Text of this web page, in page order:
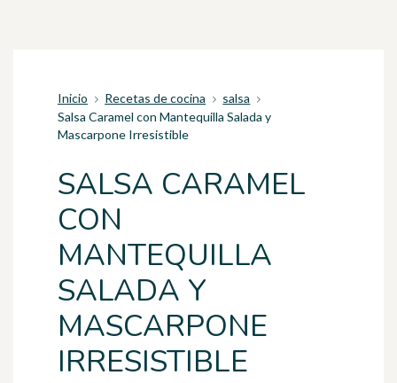
Inicio Recetas de cocina
salsa
Salsa Caramel con Mantequilla Salada y
Mascarpone Irresistible
SALSA CARAMEL
CON
MANTEQUILLA
SALADA Y
MASCARPONE
IRRESISTIBLE